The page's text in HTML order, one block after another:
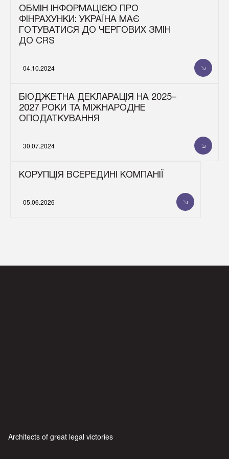
ОБМІН ІНФОРМАЦІЄЮ ПРО
ФІНРАХУНКИ: УКРАЇНА МАЄ
ГОТУВАТИСЯ ДО ЧЕРГОВИХ ЗМІН
ДО CRS
04.10.2024
БЮДЖЕТНА ДЕКЛАРАЦІЯ НА 2025–
2027 РОКИ ТА МІЖНАРОДНЕ
ОПОДАТКУВАННЯ
30.07.2024
КОРУПЦІЯ ВСЕРЕДИНІ КОМПАНІЇ
05.06.2026
Architects of great legal victories